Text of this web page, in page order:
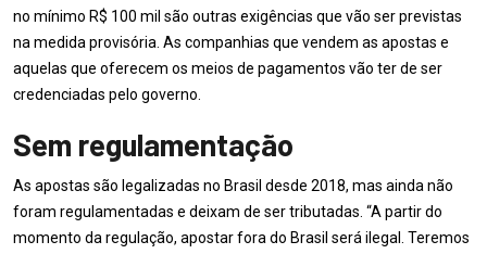
no mínimo R$ 100 mil são outras exigências que vão ser previstas
na medida provisória. As companhias que vendem as apostas e
aquelas que oferecem os meios de pagamentos vão ter de ser
credenciadas pelo governo.
Sem regulamentação
As apostas são legalizadas no Brasil desde 2018, mas ainda não
foram regulamentadas e deixam de ser tributadas. “A partir do
momento da regulação, apostar fora do Brasil será ilegal. Teremos